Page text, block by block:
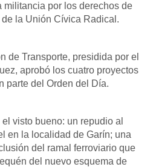
militancia por los derechos de
la Unión Cívica Radical.
de Transporte, presidida por el
aprobó los cuatro proyectos
parte del Orden del Día.
visto bueno: un repudio al
en la localidad de Garín; una
del ramal ferroviario que
del nuevo esquema de